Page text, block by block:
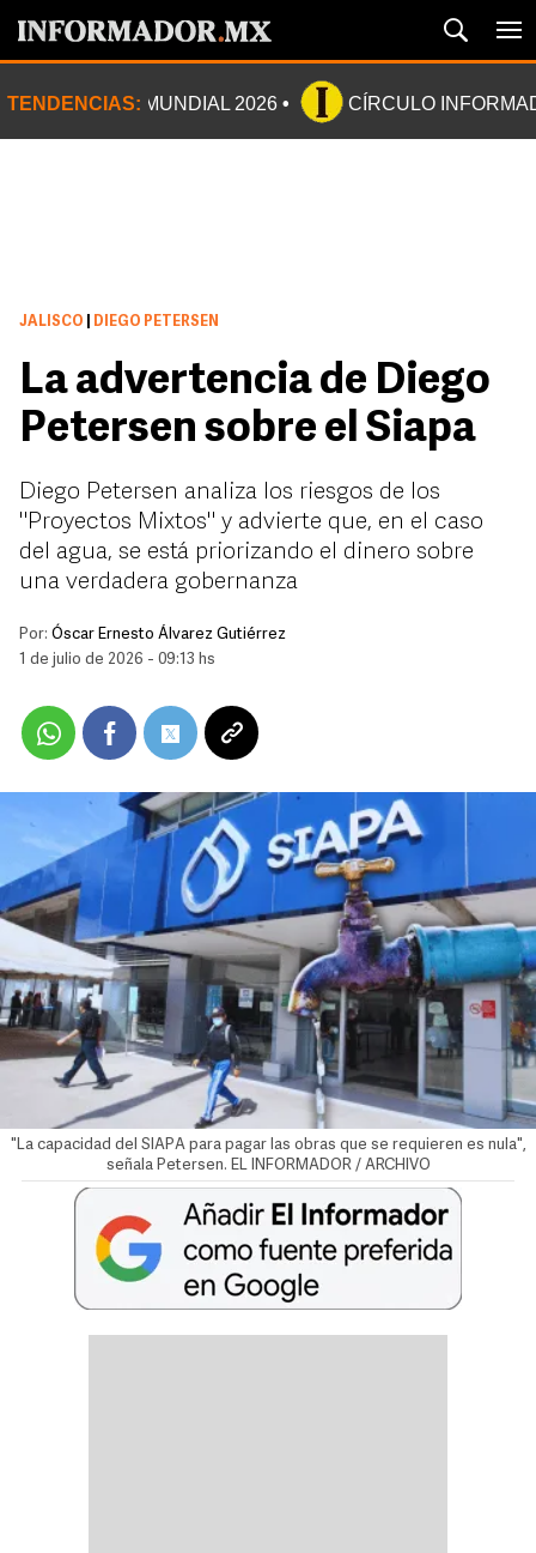
TENDENCIAS: MUNDIAL 2026 CÍRCULO
JALISCO DIEGO PETERSEN
La advertencia de Diego
Petersen sobre el Siapa
Diego Petersen analiza los riesgos de los
"Proyectos Mixtos" y advierte que, en el caso
del agua, se está priorizando el dinero sobre
una verdadera gobernanza
Por: Óscar Ernesto Álvarez Gutiérrez
1 de julio de 2026 - 09:13 hs
"La capacidad del SIAPA para pagar las obras que se requieren es nula",
señala Petersen. EL INFORMADOR / ARCHIVO